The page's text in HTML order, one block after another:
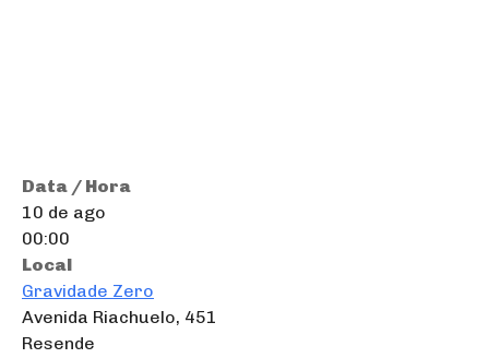
Data / Hora
10 de ago
00:00
Local
Gravidade Zero
Avenida Riachuelo, 451
Resende